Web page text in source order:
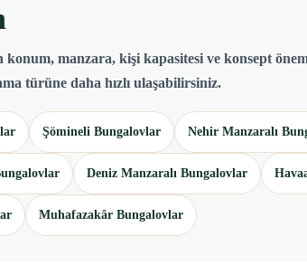
konum, manzara, kişi kapasitesi ve konsept
türüne daha hızlı ulaşabilirsiniz.
Şömineli Bungalovlar Nehir Manzaralı
Deniz Manzaralı Bungalovlar
Muhafazakâr Bungalovlar